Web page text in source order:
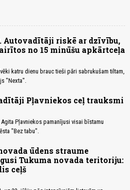
Autovadītāji riskē ar dzīvību,
no 15 minūšu apkārtceļa
katru dienu brauc tieši pāri sabrukušam tiltam,
"Nexta".
Pļavniekos ceļ trauksmi
Pļavniekos pamanījusi visai bīstamu
"Bez tabu".
ūdens straume
Tukuma novada teritoriju:
ceļš